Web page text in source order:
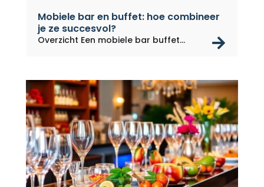
Mobiele bar en buffet: hoe combineer
je ze succesvol?
Overzicht Een mobiele bar buffet...